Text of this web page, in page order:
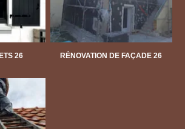
26 RÉNOVATION DE FAÇADE 26